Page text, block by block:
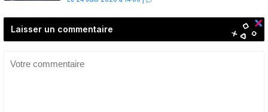
Laisser un commentaire